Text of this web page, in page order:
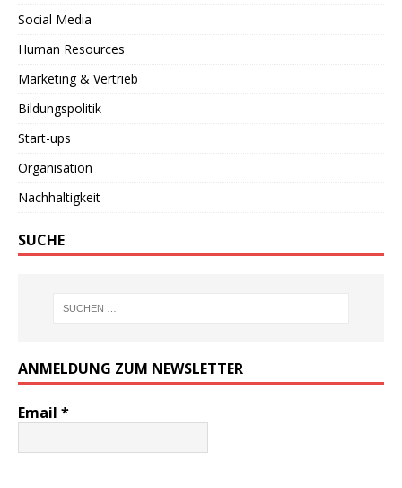
Social Media
Human Resources
Marketing & Vertrieb
Bildungspolitik
Start-ups
Organisation
Nachhaltigkeit
SUCHE
ANMELDUNG ZUM NEWSLETTER
Email *